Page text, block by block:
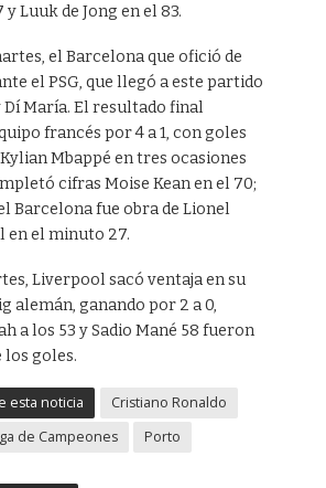
Luuk de Jong en el 83.
el Barcelona que ofició de
el PSG, que llegó a este partido
María. El resultado final
francés por 4 a 1, con goles
Mbappé en tres ocasiones
cifras Moise Kean en el 70;
Barcelona fue obra de Lionel
en el minuto 27.
Liverpool sacó ventaja en su
alemán, ganando por 2 a 0,
a los 53 y Sadio Mané 58 fueron
los goles.
esta noticia
Cristiano Ronaldo
de Campeones Porto